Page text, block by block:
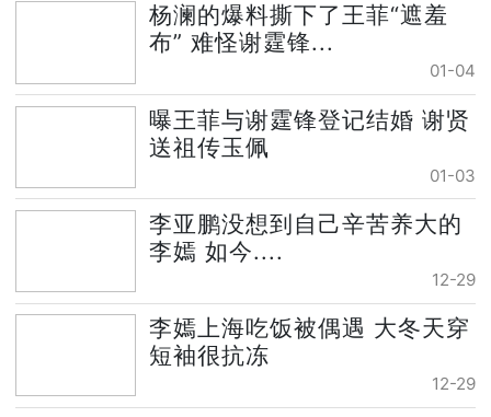
杨澜的爆料撕下了王菲“遮羞
布” 难怪谢霆锋...
01-04
曝王菲与谢霆锋登记结婚 谢贤
送祖传玉佩
01-03
李亚鹏没想到自己辛苦养大的
李嫣 如今....
12-29
李嫣上海吃饭被偶遇 大冬天穿
短袖很抗冻
12-29